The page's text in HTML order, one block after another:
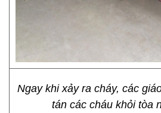
Ngay khi xảy ra cháy, các
tán các cháu khỏi tòa